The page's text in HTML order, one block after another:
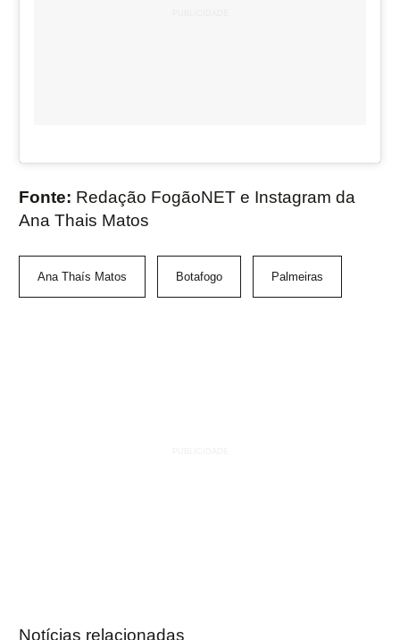
Fonte: Redação FogãoNET e Instagram da
Ana Thais Matos
Ana Thaís Matos Botafogo Palmeiras
Notícias relacionadas